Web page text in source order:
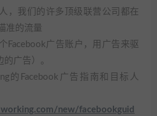
，我们的许多顶级联营公司都在
准的流量
Facebook广告账户，用广告来驱
广告）。
的Facebook广告指南和目标人
new/facebookguid